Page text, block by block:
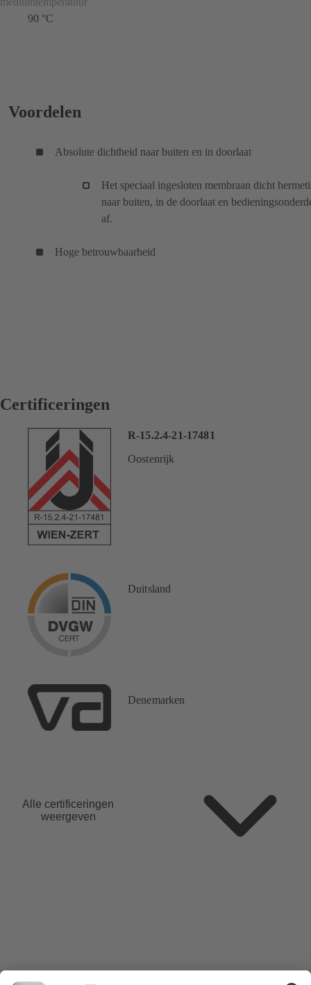
90 °C
Voordelen
Absolute dichtheid naar buiten en in doorlaat
Het speciaal ingesloten membraan dicht
naar buiten, in de doorlaat en
af.
Hoge betrouwbaarheid
Certificeringen
R-15.2.4-21-17481
Oostenrijk
Duitsland
Denemarken
Alle certificeringen
weergeven